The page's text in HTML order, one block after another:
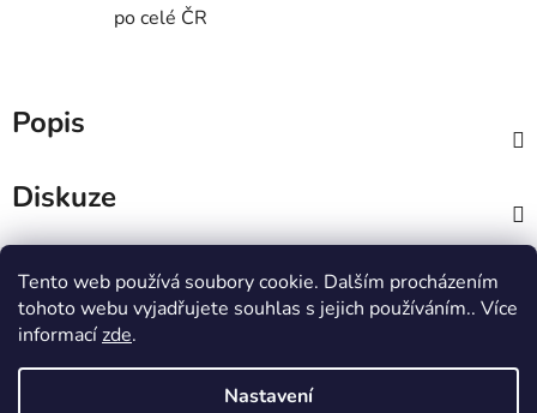
Tento web používá soubory cookie. Dalším procházením
tohoto webu vyjadřujete souhlas s jejich používáním.. Více
informacízde.
Nastavení
po celé ČR
Popis
Diskuze
Z
MTWorkout Fitness prcek
Centrum environmentální výchovy Stolístek